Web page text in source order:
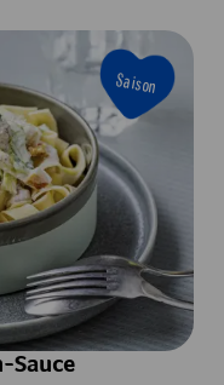
Saison
Sauce